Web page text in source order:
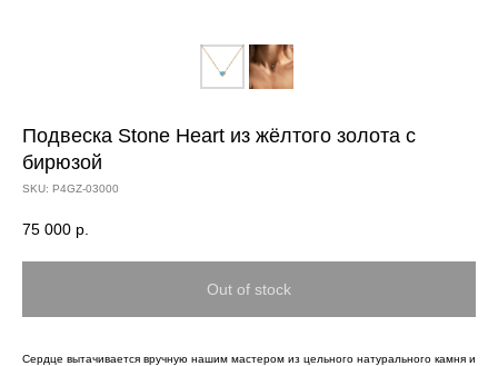
Подвеска Stone Heart из жёлтого золота с
бирюзой
SKU: P4GZ-03000
75 000 р.
Out of stock
Сердце вытачивается вручную нашим мастером из цельного натурального камня и